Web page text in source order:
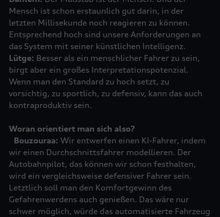
Mensch ist schon erstaunlich gut darin, in der
letzten Millisekunde noch reagieren zu können.
Entsprechend hoch sind unsere Anforderungen an
Lütge: Besser als ein menschlicher Fahrer zu sein,
birgt aber ein großes Interpretationspotenzial.
Wenn man den Standard zu hoch setzt, zu
vorsichtig, zu sportlich, zu defensiv, kann das auch
kontraproduktiv sein.
Woran orientiert man sich also?
Bouzouraa: Wir entwerfen einen KI-Fahrer, indem
wir einen Durchschnittsfahrer modellieren. Der
Autobahnpilot, das können wir schon festhalten,
wird ein vergleichsweise defensiver Fahrer sein.
Letztlich soll man den Komfortgewinn des
Gefahrenwerdens auch genießen. Das wäre nur
schwer möglich, würde das automatisierte Fahrzeug